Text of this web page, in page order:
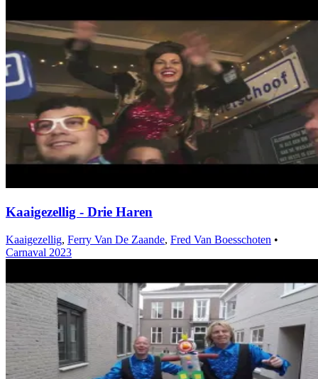
Kaaigezellig - Drie Haren
Kaaigezellig, Ferry Van De Zaande, Fred Van Boesschoten •
Carnaval 2023